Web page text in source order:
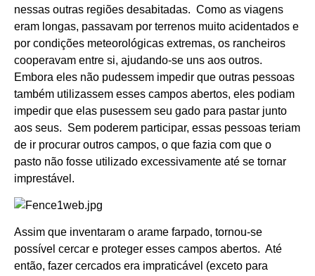
nessas outras regiões desabitadas. Como as viagens
eram longas, passavam por terrenos muito acidentados e
por condições meteorológicas extremas, os rancheiros
cooperavam entre si, ajudando-se uns aos outros.
Embora eles não pudessem impedir que outras pessoas
também utilizassem esses campos abertos, eles podiam
impedir que elas pusessem seu gado para pastar junto
aos seus. Sem poderem participar, essas pessoas teriam
de ir procurar outros campos, o que fazia com que o
pasto não fosse utilizado excessivamente até se tornar
imprestável.
Assim que inventaram o arame farpado, tornou-se
possível cercar e proteger esses campos abertos. Até
então, fazer cercados era impraticável (exceto para